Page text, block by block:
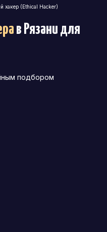
хакер (Ethical Hacker)
в Рязани для
подбором